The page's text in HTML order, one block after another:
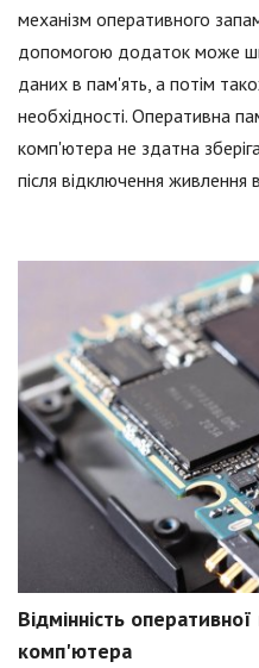
механізм оперативного
допомогою додаток може
даних в пам'ять, а потім
необхідності. Оперативна
комп'ютера не здатна
після відключення живлення
Відмінність
комп'ютера